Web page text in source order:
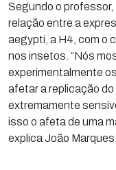
Segundo o professor,
relação entre a
aegypti, a H4, com o
nos insetos. “Nós
experimentalmente
afetar a replicação do
extremamente
isso o afeta de uma
explica João Marques.